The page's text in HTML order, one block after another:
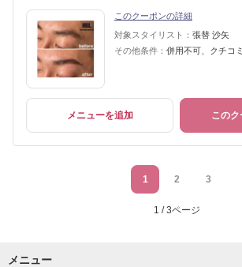
このクーポンの詳細
対象スタイリスト： 張替 沙矢
その他条件： 併用不可、クチコ
メニューを追加 この
1 2 3
1 / 3ページ
メニュー